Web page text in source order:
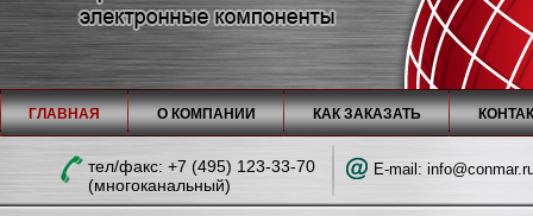
ГЛАВНАЯ О КОМПАНИИ КАК ЗАКАЗАТЬ
тел/факc: +7 (495) 123-33-70
(многоканальный)
E-mail: